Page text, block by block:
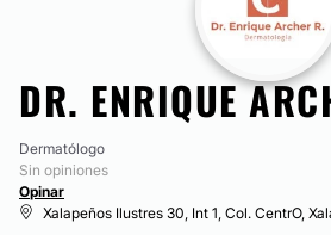
DR. ENRIQUE
Dermatólogo
Sin opiniones
Opinar
Xalapeños Ilustres 30, Int 1, Col. CentrO,